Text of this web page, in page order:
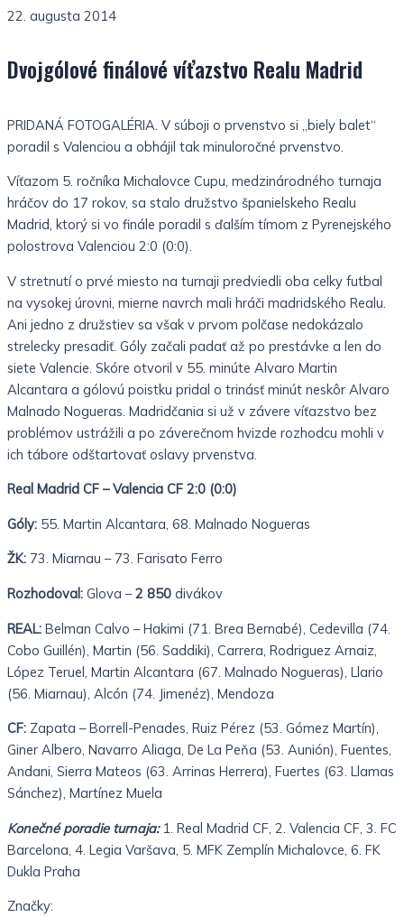
22. augusta 2014
Dvojgólové finálové víťazstvo Realu Madrid
PRIDANÁ FOTOGALÉRIA. V súboji o prvenstvo si „biely balet“
poradil s Valenciou a obhájil tak minuloročné prvenstvo.
Víťazom 5. ročníka Michalovce Cupu, medzinárodného turnaja
hráčov do 17 rokov, sa stalo družstvo španielskeho Realu
Madrid, ktorý si vo finále poradil s ďalším tímom z Pyrenejského
polostrova Valenciou 2:0 (0:0).
V stretnutí o prvé miesto na turnaji predviedli oba celky futbal
na vysokej úrovni, mierne navrch mali hráči madridského Realu.
Ani jedno z družstiev sa však v prvom polčase nedokázalo
strelecky presadiť. Góly začali padať až po prestávke a len do
siete Valencie. Skóre otvoril v 55. minúte Alvaro Martin
Alcantara a gólovú poistku pridal o trinásť minút neskôr Alvaro
Malnado Nogueras. Madridčania si už v závere víťazstvo bez
problémov ustrážili a po záverečnom hvizde rozhodcu mohli v
ich tábore odštartovať oslavy prvenstva.
Real Madrid CF – Valencia CF 2:0 (0:0)
Góly: 55. Martin Alcantara, 68. Malnado Nogueras
ŽK: 73. Miarnau – 73. Farisato Ferro
Rozhodoval: Glova –2 850 divákov
REAL: Belman Calvo – Hakimi (71. Brea Bernabé), Cedevilla (74.
Cobo Guillén), Martin (56. Saddiki), Carrera, Rodriguez Arnaiz,
López Teruel, Martin Alcantara (67. Malnado Nogueras), Llario
(56. Miarnau), Alcón (74. Jimenéz), Mendoza
CF: Zapata – Borrell-Penades, Ruiz Pérez (53. Gómez Martín),
Giner Albero, Navarro Aliaga, De La Peňa (53. Aunión), Fuentes,
Andani, Sierra Mateos (63. Arrinas Herrera), Fuertes (63. Llamas
Sánchez), Martínez Muela
Konečné poradie turnaja:1. Real Madrid CF, 2. Valencia CF, 3. FC
Barcelona, 4. Legia Varšava, 5. MFK Zemplín Michalovce, 6. FK
Dukla Praha
Značky: